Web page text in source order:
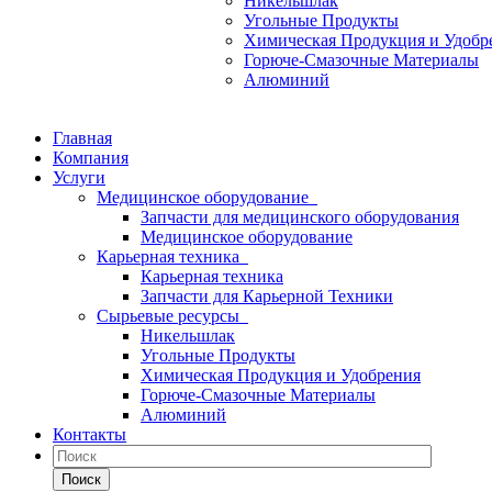
Угольные Продукты
Химическая Продукция и
Горюче-Смазочные Материалы
Алюминий
Главная
Компания
Услуги
Медицинское оборудование
Запчасти для медицинского оборудования
Медицинское оборудование
Карьерная техника
Карьерная техника
Запчасти для Карьерной Техники
Сырьевые ресурсы
Никельшлак
Угольные Продукты
Химическая Продукция и Удобрения
Горюче-Смазочные Материалы
Алюминий
Контакты
Поиск